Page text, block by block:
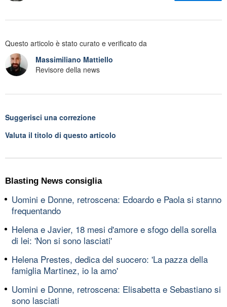
Questo articolo è stato curato e verificato da
Massimiliano Mattiello
Revisore della news
Suggerisci una correzione
Valuta il titolo di questo articolo
Blasting News consiglia
Uomini e Donne, retroscena: Edoardo e Paola si stanno
frequentando
Helena e Javier, 18 mesi d'amore e sfogo della sorella
di lei: 'Non si sono lasciati'
Helena Prestes, dedica del suocero: 'La pazza della
famiglia Martinez, io la amo'
Uomini e Donne, retroscena: Elisabetta e Sebastiano si
sono lasciati